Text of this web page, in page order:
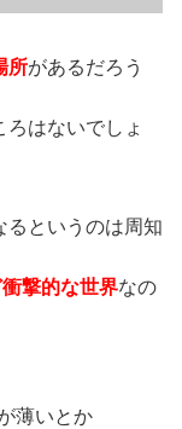
所があるだろう
はないでしょ
るというのは周知
撃的な世界なの
薄いとか